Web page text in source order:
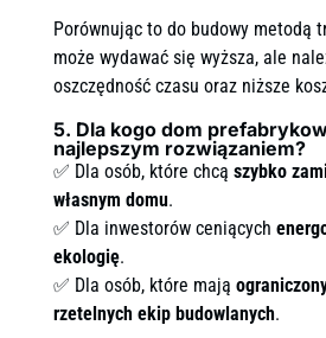
Porównując to do budowy metodą
może wydawać się wyższa, ale
oszczędność czasu oraz niższe
5. Dla kogo dom
najlepszym rozwiązaniem?
✅ Dla osób, które chcą szybko
własnym domu.
✅ Dla inwestorów ceniących
ekologię.
✅ Dla osób, które mają
rzetelnych ekip budowlanych.